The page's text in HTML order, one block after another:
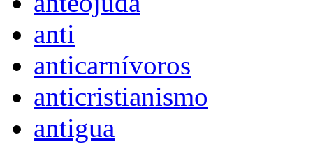
anti
anticarnívoros
anticristianismo
antigua